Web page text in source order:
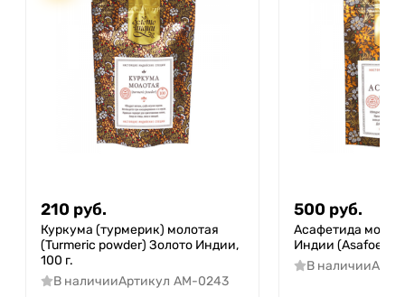
210 руб.
Куркума (турмерик) молотая
(Turmeric powder) Золото Индии,
100 г.
В наличииАртикул AM-0243
500 руб.
Асафетида
Индии (Asafoetida
В наличии